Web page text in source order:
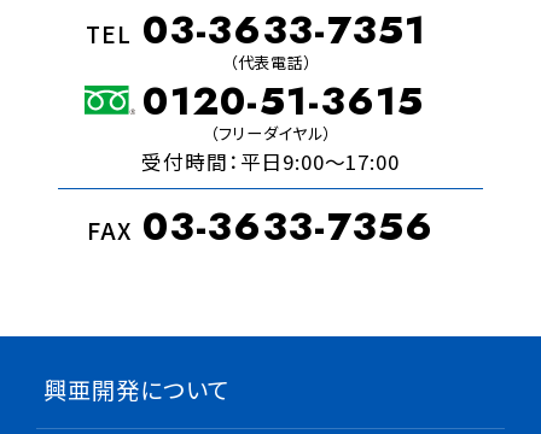
TEL 03-3633-7351
（代表電話）
0120-51-3615
（フリーダイヤル）
受付時間：平日9:00〜17:00
FAX 03-3633-7356
興亜開発について